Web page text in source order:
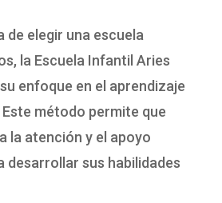
de elegir una escuela
la Escuela Infantil Aries
enfoque en el aprendizaje
método permite que
la atención y el apoyo
desarrollar sus habilidades